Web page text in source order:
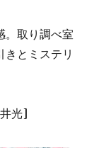
。取り調べ室
とミステリ
光]